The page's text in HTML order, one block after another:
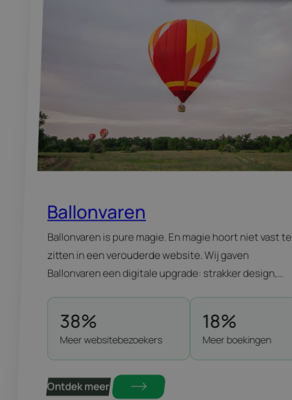
Ballonvaren
Ballonvaren is pure magie. En magie hoort niet vast te
zitten in een verouderde website. Wij gaven
Ballonvaren een digitale upgrade: strakker design,
website die bezoekers moeiteloos richting vlucht of
cadeaubon leidt.
38%
Meer websitebezoekers
18%
Meer boekingen
Ontdek meer